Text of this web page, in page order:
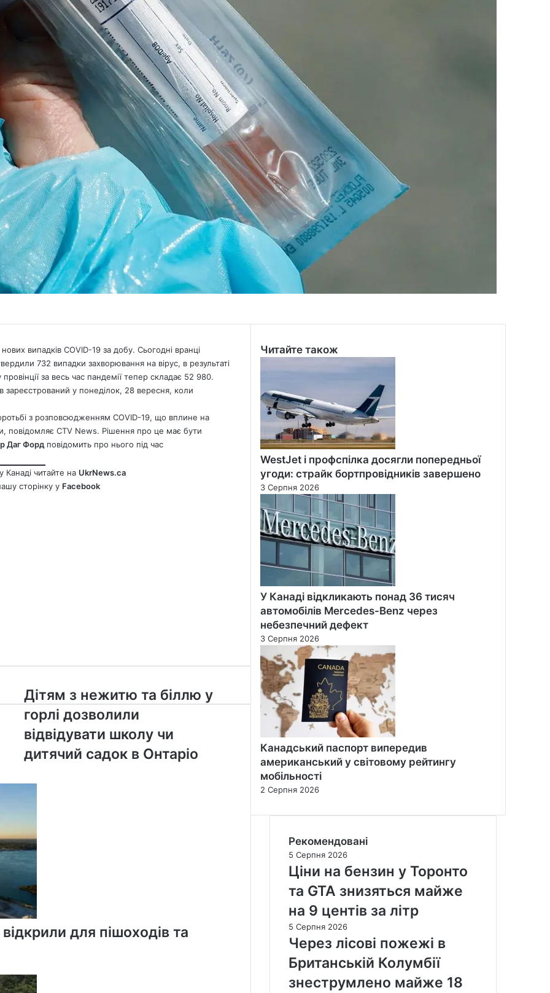
випадків COVID-19 за добу. Сьогодні вранці
732 випадки захворювання на вірус, в результаті
провінції за весь час пандемії тепер складає 52 980.
у понеділок, 28 вересня, коли
з розповсюдженням COVID-19, що вплине на
повідомляє CTV News. Рішення про це має бути
Даг Форд повідомить про нього під час
Канаді читайте на UkrNews.ca
сторінку у Facebook
Дітям
з
нежитю
та
біллю
у
дитячий
садок
в
Онтаріо
Дітям з нежитю та біллю у
горлі дозволили
відвідувати школу чи
дитячий садок в Онтаріо
для пішоходів та
Читайте також
WestJet і профспілка досягли попередньої
угоди: страйк бортпровідників завершено
3 Серпня 2026
У Канаді відкликають понад 36 тисяч
автомобілів Mercedes-Benz через
небезпечний дефект
3 Серпня 2026
Канадський паспорт випередив
американський у світовому рейтингу
мобільності
2 Серпня 2026
Рекомендовані
5 Серпня 2026
Ціни на бензин у Торонто
та GTA знизяться майже
на 9 центів за літр
5 Серпня 2026
Через лісові пожежі в
Британській Колумбії
знеструмлено майже 18